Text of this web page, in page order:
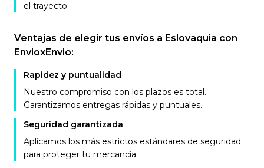
el trayecto.
Ventajas de elegir tus envíos a Eslovaquia con
EnvioxEnvio:
Rapidez y puntualidad
Nuestro compromiso con los plazos es total.
Garantizamos entregas rápidas y puntuales.
Seguridad garantizada
Aplicamos los más estrictos estándares de seguridad
para proteger tu mercancía.